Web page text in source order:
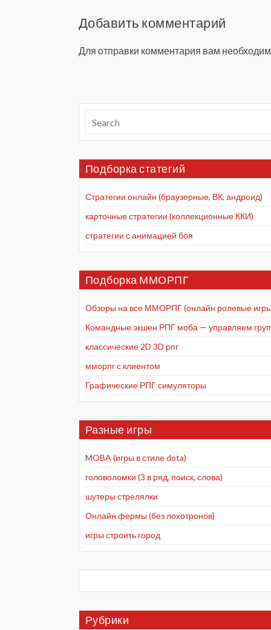
Добавить комментарий
Для отправки комментария вам
Подборка статегий
Стратегии онлайн (браузерные, ВК, андроид)
карточные стратегии (коллекционные ККИ)
стратегии с анимацией боя
Подборка ММОРПГ
Обзоры на все ММОРПГ (онлайн ролевые
Командные экшен РПГ моба — управляем
классические 2D 3D рпг
мморпг с клиентом
Графические РПГ симуляторы
Разные игры
MOBA (игры в стиле dota)
головоломки (3 в ряд, поиск, слова)
шутеры стрелялки
Онлайн фермы (без лохотронов)
игры строить город
Рубрики